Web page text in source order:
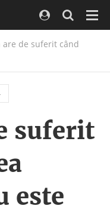
are de suferit când
suferit
este